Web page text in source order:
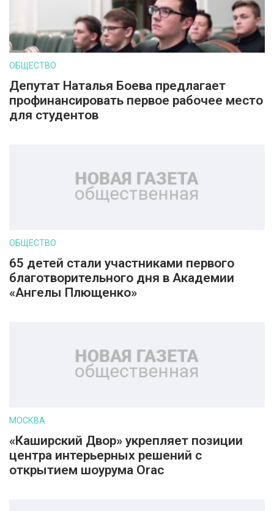
ОБЩЕСТВО
Депутат Наталья Боева предлагает
профинансировать первое рабочее место
для студентов
ОБЩЕСТВО
65 детей стали участниками первого
благотворительного дня в Академии
«Ангелы Плющенко»
МОСКВА
«Каширский Двор» укрепляет позиции
центра интерьерных решений с
открытием шоурума Orac